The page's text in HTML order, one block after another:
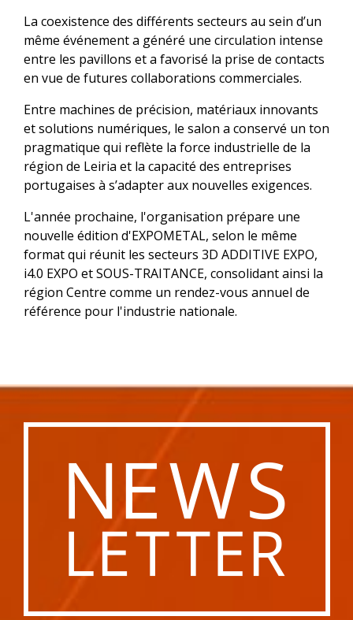
La coexistence des différents secteurs au sein d’un
même événement a généré une circulation intense
entre les pavillons et a favorisé la prise de contacts
en vue de futures collaborations commerciales.
Entre machines de précision, matériaux innovants
et solutions numériques, le salon a conservé un ton
pragmatique qui reflète la force industrielle de la
région de Leiria et la capacité des entreprises
portugaises à s’adapter aux nouvelles exigences.
L'année prochaine, l'organisation prépare une
nouvelle édition d'EXPOMETAL, selon le même
format qui réunit les secteurs 3D ADDITIVE EXPO,
i4.0 EXPO et SOUS-TRAITANCE, consolidant ainsi la
région Centre comme un rendez-vous annuel de
référence pour l'industrie nationale.